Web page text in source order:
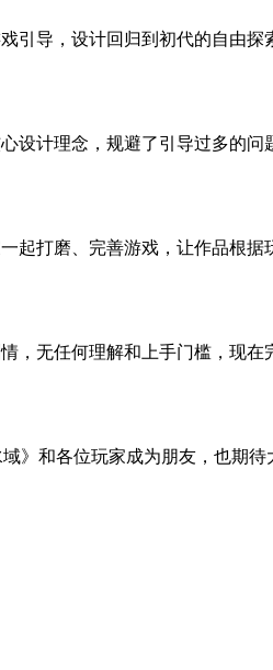
引导，设计回归到初代的自由
设计理念，规避了引导过多的
打磨、完善游戏，让作品根据
，无任何理解和上手门槛，现
》和各位玩家成为朋友，也期